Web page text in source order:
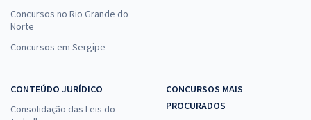
Concursos no Rio Grande do
Norte
Concursos em Sergipe
CONTEÚDO JURÍDICO
Consolidação das Leis do
CONCURSOS MAIS
PROCURADOS